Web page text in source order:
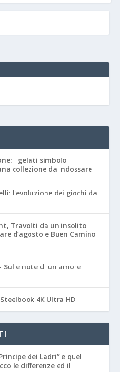
i gelati simbolo
collezione da indossare
l’evoluzione dei giochi da
Travolti da un insolito
d’agosto e Buen Camino
Sulle note di un amore
4K Ultra HD
dei Ladri” e quel
le differenze ed il